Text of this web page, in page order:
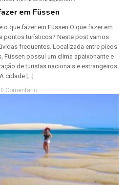
em Füssen
que fazer em Füssen O que fazer em
pontos turísticos? Neste post vamos
frequentes. Localizada entre picos
Füssen possui um clima apaixonante e
de turistas nacionais e estrangeiros.
A cidade […]
0 Comentário